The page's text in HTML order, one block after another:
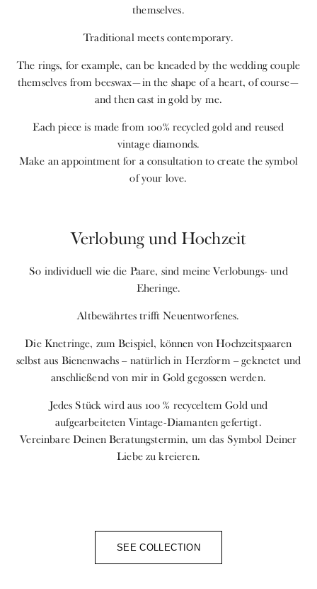
themselves.
Traditional meets contemporary.
The rings, for example, can be kneaded by the wedding couple
themselves from beeswax—in the shape of a heart, of course—
and then cast in gold by me.
Each piece is made from 100% recycled gold and reused
vintage diamonds.
Make an appointment for a consultation to create the symbol
of your love.
Verlobung und Hochzeit
So individuell wie die Paare, sind meine Verlobungs- und
Eheringe.
Altbewährtes trifft Neuentworfenes.
Die Knetringe, zum Beispiel, können von Hochzeitspaaren
selbst aus Bienenwachs – natürlich in Herzform – geknetet und
anschließend von mir in Gold gegossen werden.
Jedes Stück wird aus 100 % recyceltem Gold und
aufgearbeiteten Vintage-Diamanten gefertigt.
Vereinbare Deinen Beratungstermin, um das Symbol Deiner
Liebe zu kreieren.
SEE COLLECTION